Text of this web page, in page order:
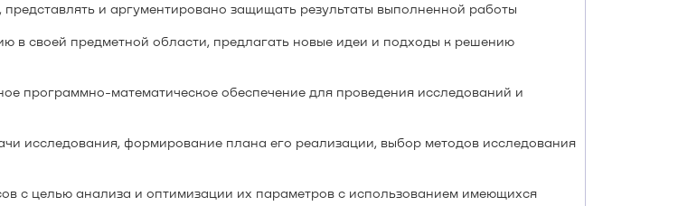
и аргументировано защищать результаты выполненной работы
в своей предметной области, предлагать новые идеи и подходы к решению
программно-математическое обеспечение для проведения исследований и
исследования, формирование плана его реализации, выбор методов исследования
с целью анализа и оптимизации их параметров с использованием имеющихся